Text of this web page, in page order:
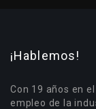
¡Hablemos!
Con 19 años en
empleo de la